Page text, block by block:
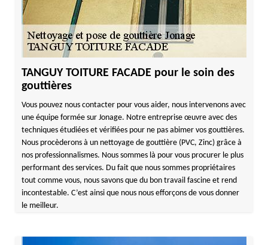
TANGUY TOITURE FACADE pour le soin des
gouttières
Vous pouvez nous contacter pour vous aider, nous intervenons avec
une équipe formée sur Jonage. Notre entreprise œuvre avec des
techniques étudiées et vérifiées pour ne pas abimer vos gouttières.
Nous procèderons à un nettoyage de gouttière (PVC, Zinc) grâce à
nos professionnalismes. Nous sommes là pour vous procurer le plus
performant des services. Du fait que nous sommes propriétaires
tout comme vous, nous savons que du bon travail fascine et rend
incontestable. C’est ainsi que nous nous efforçons de vous donner
le meilleur.